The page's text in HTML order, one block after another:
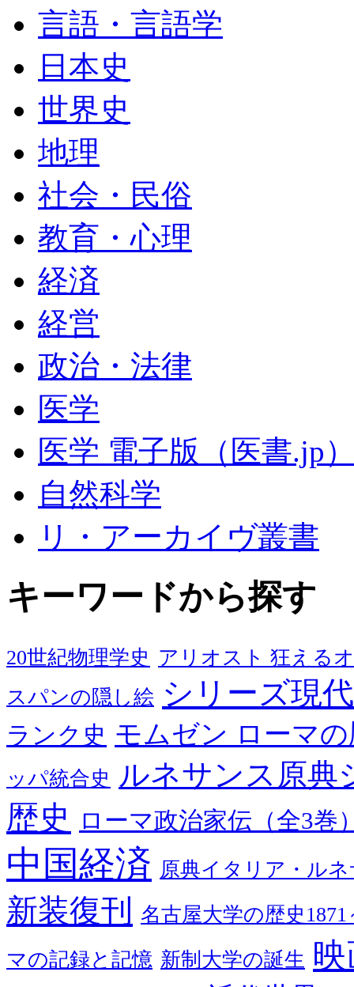
言語・言語学
日本史
世界史
地理
社会・民俗
教育・心理
経済
経営
政治・法律
医学
医学 電子版（医書.jp
自然科学
リ・アーカイヴ叢書
キーワードから探す
20世紀物理学史 アリオスト 狂える
スパンの隠し絵 シリーズ現
ランク史 モムゼン ローマ
ッパ統合史 ルネサンス原典
歴史 ローマ政治家伝（全3巻
中国経済 原典イタリア・ル
新装復刊 名古屋大学の歴史1871
マの記録と記憶 新制大学の誕生